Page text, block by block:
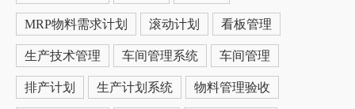
MRP物料需求计划 滚动计划 看板管理
生产技术管理 车间管理系统 车间管理
排产计划 生产计划系统 物料管理验收